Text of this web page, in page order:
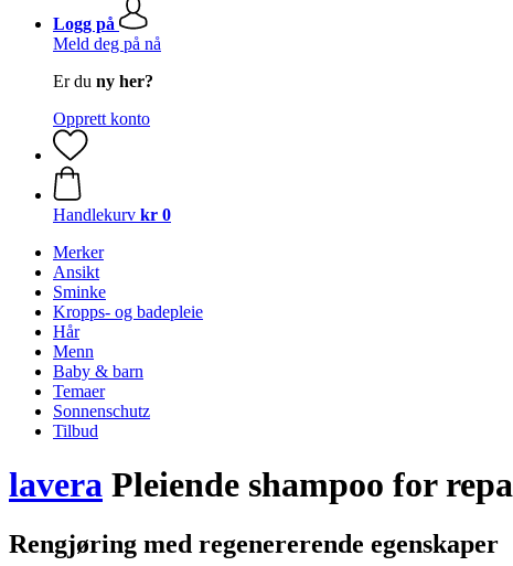
Logg på
Meld deg på nå
Er du ny her?
Opprett konto
Handlekurv kr 0
Merker
Ansikt
Sminke
Kropps- og badepleie
Hår
Menn
Baby & barn
Temaer
Sonnenschutz
Tilbud
lavera Pleiende shampoo for
Rengjøring med regenererende egenskaper